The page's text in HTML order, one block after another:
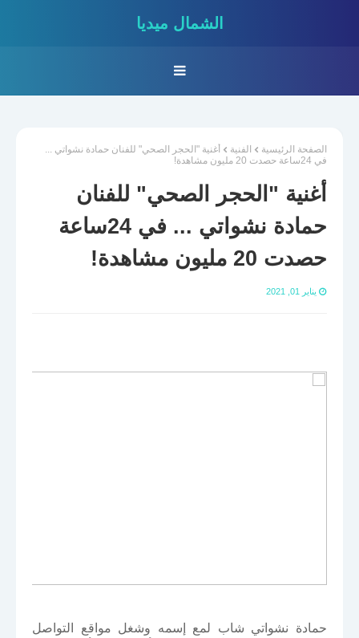
الشمال ميديا
الصفحة الرئيسية الفنية
أغنية "الحجر الصحي" للفنان حمادة نشواتي ...
في 24ساعة حصدت 20 مليون مشاهدة!
أغنية "الحجر الصحي" للفنان
حمادة نشواتي ... في 24ساعة
حصدت 20 مليون مشاهدة!
يناير 01, 2021
حمادة نشواتي شاب لمع إسمه وشغل مواقع التواصل